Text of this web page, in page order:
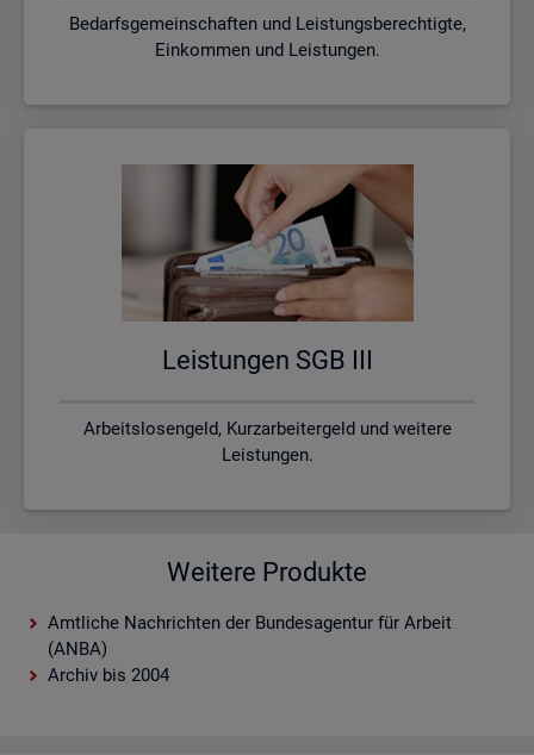
Bedarfsgemeinschaften und Leistungsberechtigte,
Einkommen und Leistungen.
Leis­tun­gen SGB III
Arbeitslosengeld, Kurzarbeitergeld und weitere
Leistungen.
Weitere Produkte
Amtliche Nachrichten der Bundesagentur für Arbeit
(ANBA)
Archiv bis 2004